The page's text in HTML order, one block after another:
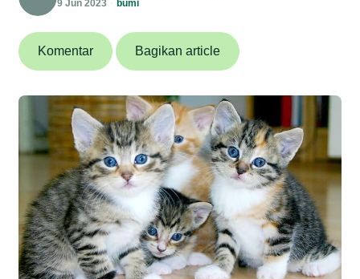
9 Jun 2023 bumi
Komentar Bagikan article